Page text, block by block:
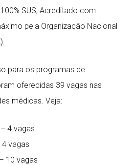
SUS, Acreditado com
pela Organização Nacional
para os programas de
oferecidas 39 vagas nas
médicas. Veja:
4 vagas
4 vagas
10 vagas